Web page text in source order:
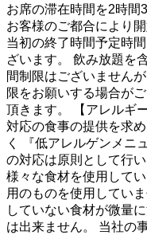
お席の滞在時間を2時間
お客様のご都合により
当初の終了時間予定時
ざいます。 飲み放題を
間制限はございません
限をお願いする場合が
頂きます。 【アレルギ
対応の食事の提供を求
く 『低アレルゲンメニ
の対応は原則として行
様々な食材を使用して
用のものを使用してい
していない食材が微量
は出来ません。 当社の